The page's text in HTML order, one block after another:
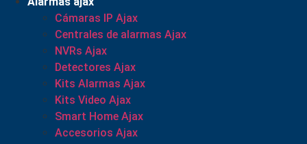
Cámaras IP Ajax
Centrales de alarmas Ajax
NVRs Ajax
Detectores Ajax
Kits Alarmas Ajax
Kits Video Ajax
Smart Home Ajax
Accesorios Ajax